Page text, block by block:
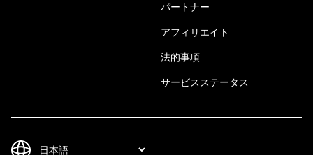
パートナー
アフィリエイト
法的事項
サービスステータス